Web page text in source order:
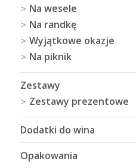
Na wesele
Na randkę
Wyjątkowe okazje
Na piknik
Zestawy
Zestawy prezentowe
Dodatki do wina
Opakowania